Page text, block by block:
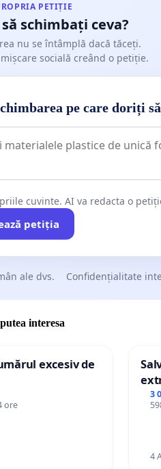
PETIȚIE
schimbați ceva?
nu se întâmplă dacă tăceți.
socială creând o petiție.
pe care doriți
cuvinte. AI va redacta o
petiția
ale dvs. Confidențialitate
interesa
excesiv de
ore
3
4